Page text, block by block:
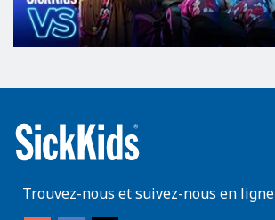
Trouvez-nous et suivez-nous en ligne